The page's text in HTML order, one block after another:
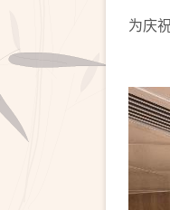
为庆